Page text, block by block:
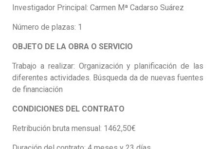
Investigador Principal: Carmen Mª Cadarso Suárez
Número de plazas: 1
OBJETO DE LA OBRA O SERVICIO
Trabajo a realizar: Organización y planificación de las
diferentes actividades. Búsqueda da de nuevas fuentes
de financiación
CONDICIONES DEL CONTRATO
Retribución bruta mensual: 1462,50€